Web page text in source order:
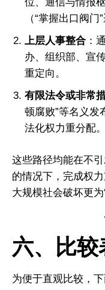
位、通信与情报
（“掌握出口阀门
上层人事整合 ：
办、组织部、宣
重定向。
有限法令或非常
顿腐败”等名义发
法化权力重分配。
这些路径均能在不
的情况下，完成权
大规模社会破坏更为
六、比
为便于直观比较，